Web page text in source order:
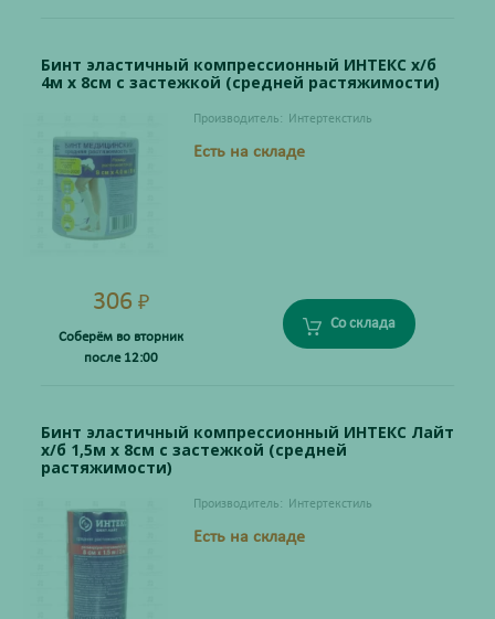
Бинт эластичный компрессионный ИНТЕКС х/б
4м х 8см с застежкой (средней растяжимости)
Производитель: Интертекстиль
Есть на складе
306 ₽
Соберём во вторник
после 12:00
Со склада
Бинт эластичный компрессионный ИНТЕКС Лайт
х/б 1,5м х 8см с застежкой (средней
растяжимости)
Производитель: Интертекстиль
Есть на складе